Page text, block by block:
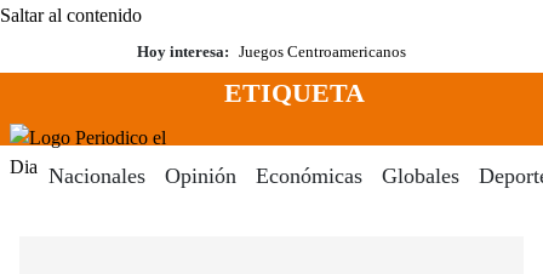
Saltar al contenido
Hoy interesa: Juegos Centroamericanos
Menú
ETIQUETA
Nacionales Opinión Económicas Globales